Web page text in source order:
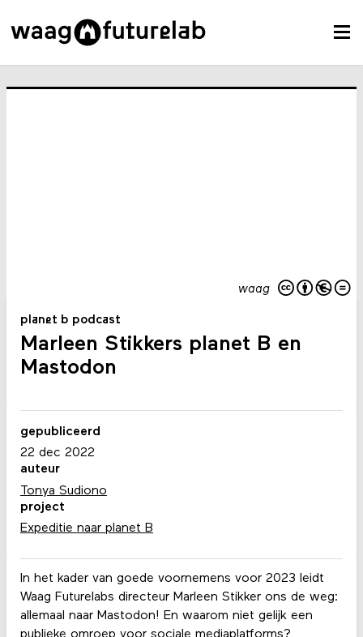
waag
planet b podcast
Marleen Stikkers planet B en
Mastodon
In het kader van goede voornemens voor 2023 leidt
Waag Futurelabs directeur Marleen Stikker ons de weg:
allemaal naar Mastodon! En waarom niet gelijk een
gepubliceerd
22 dec 2022
auteur
Tonya Sudiono
project
Expeditie naar planet B